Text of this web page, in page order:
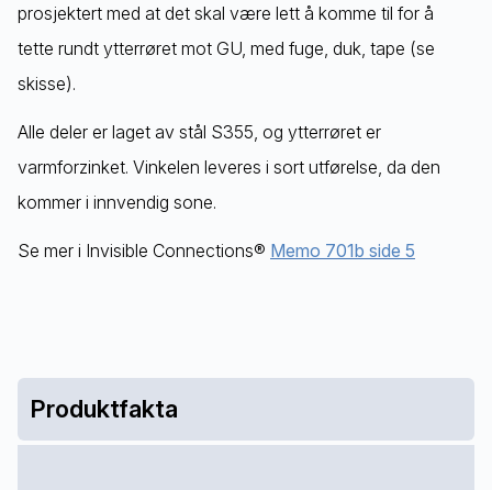
prosjektert med at det skal være lett å komme til for å
tette rundt ytterrøret mot GU, med fuge, duk, tape (se
skisse).
Alle deler er laget av stål S355, og ytterrøret er
varmforzinket. Vinkelen leveres i sort utførelse, da den
kommer i innvendig sone.
Se mer i Invisible Connections® Memo 701b side 5
Produktfakta